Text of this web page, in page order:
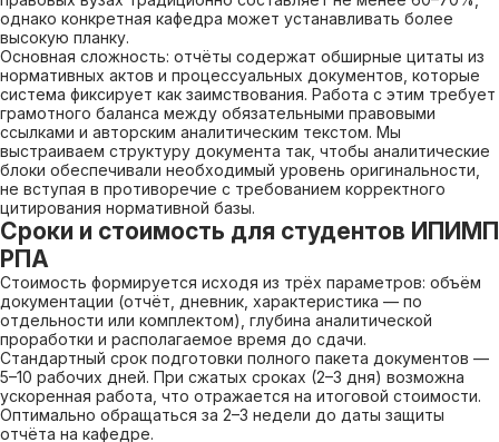
однако конкретная кафедра может устанавливать более
высокую планку.
Основная сложность: отчёты содержат обширные цитаты из
нормативных актов и процессуальных документов, которые
система фиксирует как заимствования. Работа с этим требует
грамотного баланса между обязательными правовыми
ссылками и авторским аналитическим текстом. Мы
выстраиваем структуру документа так, чтобы аналитические
блоки обеспечивали необходимый уровень оригинальности,
не вступая в противоречие с требованием корректного
цитирования нормативной базы.
Сроки и стоимость для студентов ИПИМП
РПА
Стоимость формируется исходя из трёх параметров: объём
документации (отчёт, дневник, характеристика — по
отдельности или комплектом), глубина аналитической
проработки и располагаемое время до сдачи.
Стандартный срок подготовки полного пакета документов —
5–10 рабочих дней. При сжатых сроках (2–3 дня) возможна
ускоренная работа, что отражается на итоговой стоимости.
Оптимально обращаться за 2–3 недели до даты защиты
отчёта на кафедре.